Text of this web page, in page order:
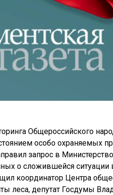
Общероссийского
особо охраняемых
запрос в
о сложившейся
координатор Центра
леса, депутат Госдумы